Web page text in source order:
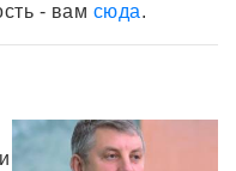
- вам сюда.